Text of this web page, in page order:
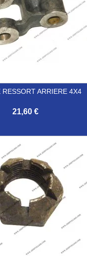
RESSORT ARRIERE 4X4
21,60 €
Aperçu rapide